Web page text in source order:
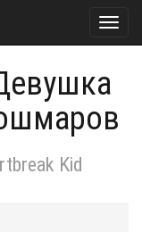
Kid